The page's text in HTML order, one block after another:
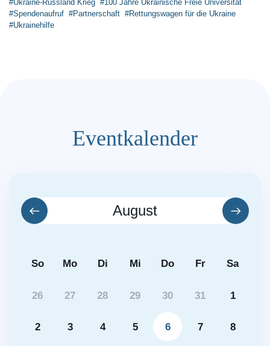
#Ukraine-Russland Krieg #100 Jahre Ukrainische Freie Universität
#Spendenaufruf #Partnerschaft #Rettungswagen für die Ukraine
#Ukrainehilfe
Eventkalender
August
So Mo Di Mi Do Fr Sa
26 27 28 29 30 31 1
2 3 4 5 6 7 8